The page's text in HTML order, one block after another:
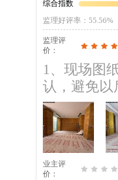
10、边打
粉尘，以免
综合指数
监理好评率 ：55.56%
监理评
价：
1、现场图
认，避免以
现场图纸很
认，避免
地面找平，
具体方案，
面找平，天
业主评
价：